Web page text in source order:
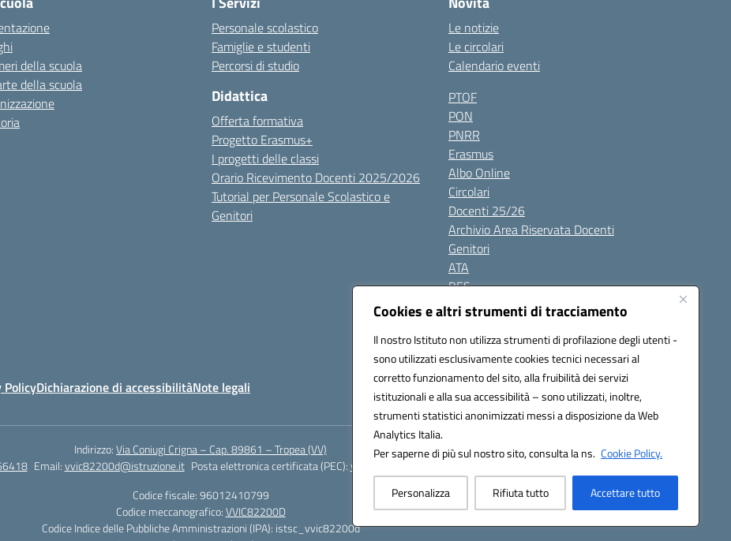
Cookies e altri strumenti di tracciamento
Il nostro Istituto non utilizza strumenti di profilazione degli utenti -
sono utilizzati esclusivamente cookies tecnici necessari al
corretto funzionamento del sito, alla fruibilità dei servizi
istituzionali e alla sua accessibilità – sono utilizzati, inoltre,
strumenti statistici anonimizzati messi a disposizione da Web
Analytics Italia.
Per saperne di più sul nostro sito, consulta la ns. Cookie Policy.
Personalizza Rifiuta tutto Accettare tutto
della scuola
della scuola
Personale scolastico
Famiglie e studenti
Percorsi di studio
Didattica
Offerta formativa
Progetto Erasmus+
I progetti delle classi
Orario Ricevimento Docenti 2025/2026
Tutorial per Personale Scolastico e
Genitori
Le notizie
Le circolari
Calendario eventi
PTOF
PON
PNRR
Erasmus
Albo Online
Circolari
Docenti 25/26
Archivio Area Riservata Docenti
Genitori
ATA
BES
Modulistica
Gallery
PolicyDichiarazione di accessibilitàNote legali
Indirizzo:Via Coniugi Crigna – Cap. 89861 – Tropea (VV)
Email:vvic82200d@istruzione.it Posta elettronica certificata (PEC):vvic82200d@pec.istruzione.it
Codice fiscale: 96012410799
Codice meccanografico:VVIC82200D
Codice Indice delle Pubbliche Amministrazioni (IPA): istsc_vvic82200d